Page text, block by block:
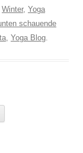
Winter, Yoga
schauende
, Yoga Blog.